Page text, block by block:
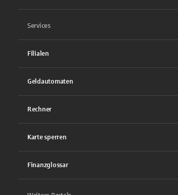
Services
Filialen
Geldautomaten
Rechner
Karte sperren
Finanzglossar